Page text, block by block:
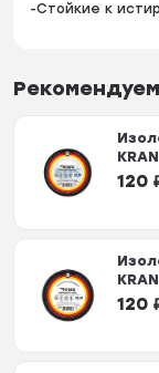
-Стойкие к
120
120